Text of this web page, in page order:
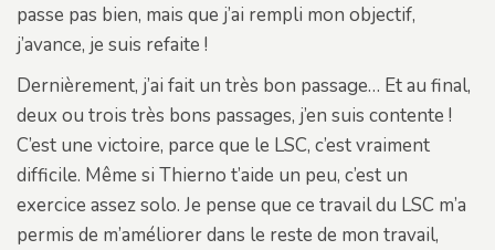
passe pas bien, mais que j’ai rempli mon objectif,
j’avance, je suis refaite !
Dernièrement, j’ai fait un très bon passage… Et au final,
deux ou trois très bons passages, j’en suis contente !
C’est une victoire, parce que le LSC, c’est vraiment
difficile. Même si Thierno t’aide un peu, c’est un
exercice assez solo. Je pense que ce travail du LSC m’a
permis de m’améliorer dans le reste de mon travail,